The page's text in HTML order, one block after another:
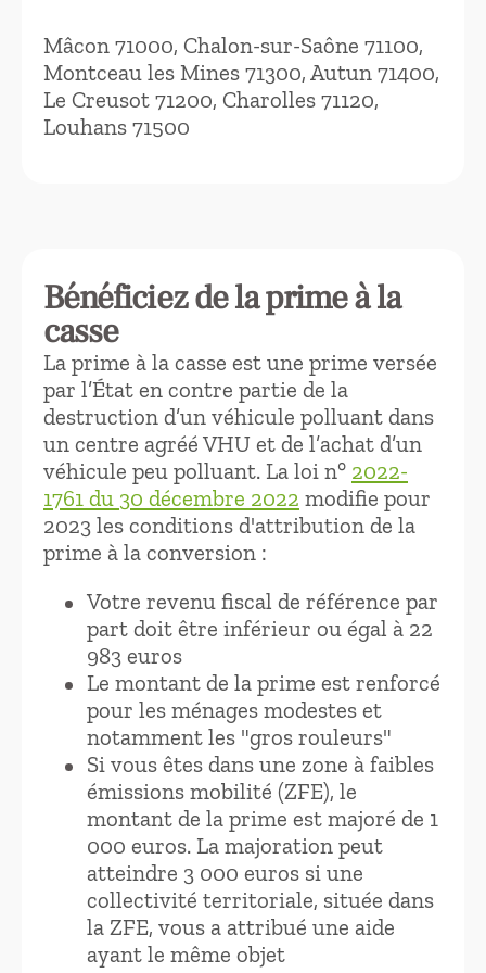
Mâcon 71000, Chalon-sur-Saône 71100,
Montceau les Mines 71300, Autun 71400,
Le Creusot 71200, Charolles 71120,
Louhans 71500
Bénéficiez de la prime à la
casse
La prime à la casse est une prime versée
par l’État en contre partie de la
destruction d’un véhicule polluant dans
un centre agréé VHU et de l’achat d’un
véhicule peu polluant. La loi n° 2022-
1761 du 30 décembre 2022 modifie pour
2023 les conditions d'attribution de la
prime à la conversion :
Votre revenu fiscal de référence par
part doit être inférieur ou égal à 22
983 euros
Le montant de la prime est renforcé
pour les ménages modestes et
notamment les "gros rouleurs"
Si vous êtes dans une zone à faibles
émissions mobilité (ZFE), le
montant de la prime est majoré de 1
000 euros. La majoration peut
atteindre 3 000 euros si une
collectivité territoriale, située dans
la ZFE, vous a attribué une aide
ayant le même objet